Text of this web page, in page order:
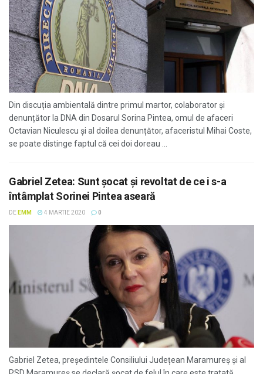
Din discuția ambientală dintre primul martor, colaborator și
denunțător la DNA din Dosarul Sorina Pintea, omul de afaceri
Octavian Niculescu și al doilea denunțător, afaceristul Mihai Coste,
se poate distinge faptul că cei doi doreau ...
Gabriel Zetea: Sunt șocat și revoltat de ce i s-a
întâmplat Sorinei Pintea aseară
DE EMM 4 MARTIE 2020 0
Gabriel Zetea, președintele Consiliului Județean Maramureș și al